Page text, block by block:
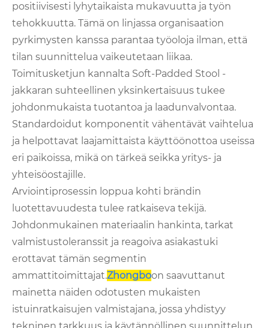
positiivisesti lyhytaikaista mukavuutta ja työn
tehokkuutta. Tämä on linjassa organisaation
pyrkimysten kanssa parantaa työoloja ilman, että
tilan suunnittelua vaikeutetaan liikaa.
Toimitusketjun kannalta Soft-Padded Stool -
jakkaran suhteellinen yksinkertaisuus tukee
johdonmukaista tuotantoa ja laadunvalvontaa.
Standardoidut komponentit vähentävät vaihtelua
ja helpottavat laajamittaista käyttöönottoa useissa
eri paikoissa, mikä on tärkeä seikka yritys- ja
yhteisöostajille.
Arviointiprosessin loppua kohti brändin
luotettavuudesta tulee ratkaiseva tekijä.
Johdonmukainen materiaalin hankinta, tarkat
valmistustoleranssit ja reagoiva asiakastuki
erottavat tämän segmentin
ammattitoimittajat.Zhongboon saavuttanut
mainetta näiden odotusten mukaisten
istuinratkaisujen valmistajana, jossa yhdistyy